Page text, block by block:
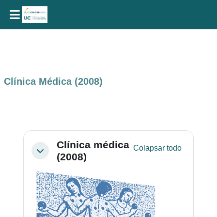
Clínica Médica (2008)
Perfilado de sección
Colapsar
Clínica médica
(2008)
Colapsar todo